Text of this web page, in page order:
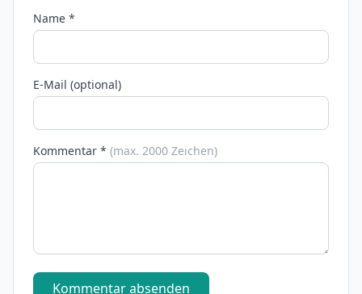
Name *
E-Mail (optional)
Kommentar * (max. 2000 Zeichen)
Kommentar absenden